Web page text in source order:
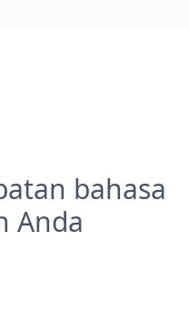
bahasa
Anda